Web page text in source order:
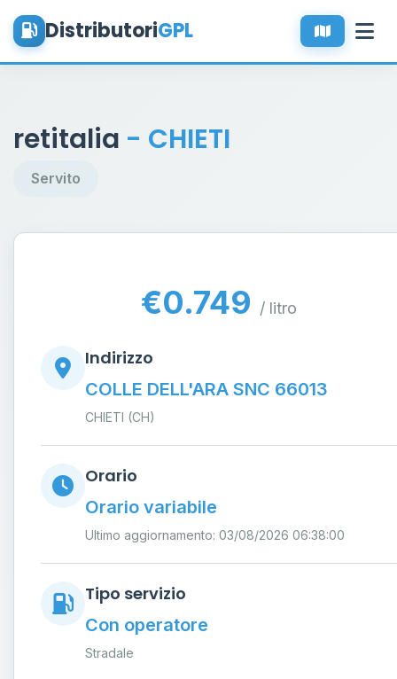
DistributoriGPL
retitalia - CHIETI
Servito
€0.749 / litro
Indirizzo
COLLE DELL'ARA SNC 66013
CHIETI (CH)
Orario
Orario variabile
Ultimo aggiornamento: 03/08/2026 06:38:00
Tipo servizio
Con operatore
Stradale